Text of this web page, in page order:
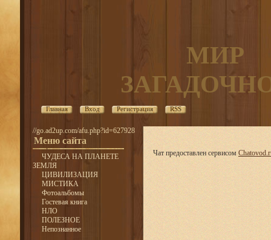
МИР
Главная Вход Регистрация RSS
//go.ad2up.com/afu.php?id=627928
Меню сайта
ЧУДЕСА НА ПЛАНЕТЕ
ЗЕМЛЯ
ЦИВИЛИЗАЦИЯ
МИСТИКА
Фотоальбомы
Гостевая книга
НЛО
ПОЛЕЗНОЕ
Непознанное
Чат предоставлен сервисом